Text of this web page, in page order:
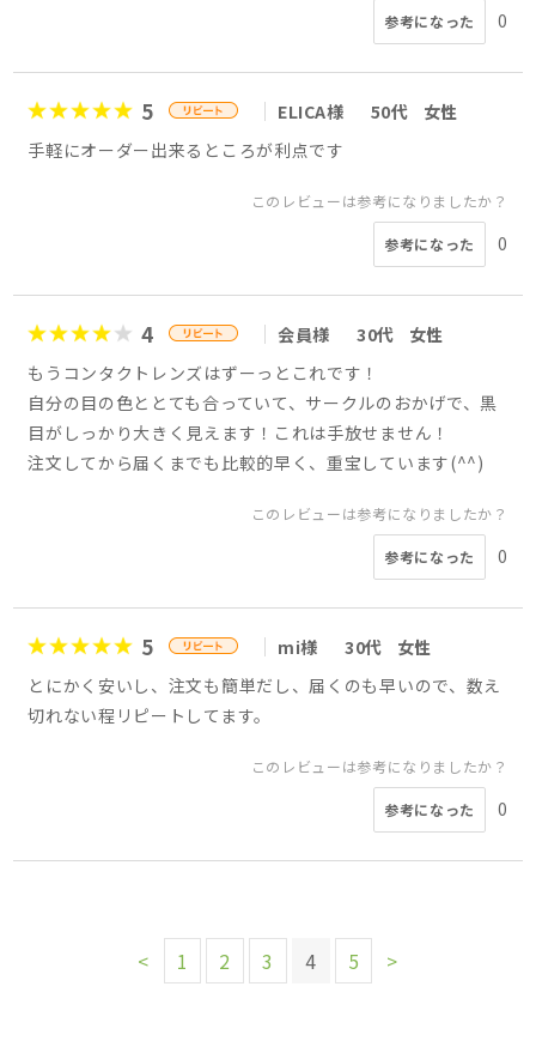
参考になった 0
5 ELICA様 50代
女性
手軽にオーダー出来るところが利点です
このレビューは参考になりましたか？
参考になった 0
4 会員様 30代
女性
もうコンタクトレンズはずーっとこれです！
自分の目の色ととても合っていて、サークルのおかげで、黒
目がしっかり大きく見えます！これは手放せません！
注文してから届くまでも比較的早く、重宝しています(^^)
このレビューは参考になりましたか？
参考になった 0
5 mi様 30代
女性
とにかく安いし、注文も簡単だし、届くのも早いので、数え
切れない程リピートしてます。
このレビューは参考になりましたか？
参考になった 0
< 1 2 3 4 5 >